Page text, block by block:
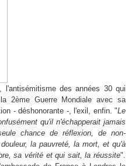
des années 30 qui
2ème Guerre Mondiale avec sa
- déshonorante -, l'exil, enfin. "Le
qu'il n'échapperait jamais
chance de réflexion, de non-
la pauvreté, la mort, et qu'à
sa vérité et qui sait, la réussite".